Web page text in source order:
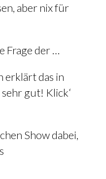
aber nix für
Frage der …
erklärt das in
gut! Klick‘
Show dabei,